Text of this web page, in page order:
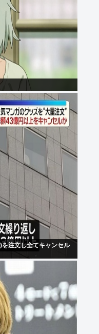
を注文し全てキャンセル